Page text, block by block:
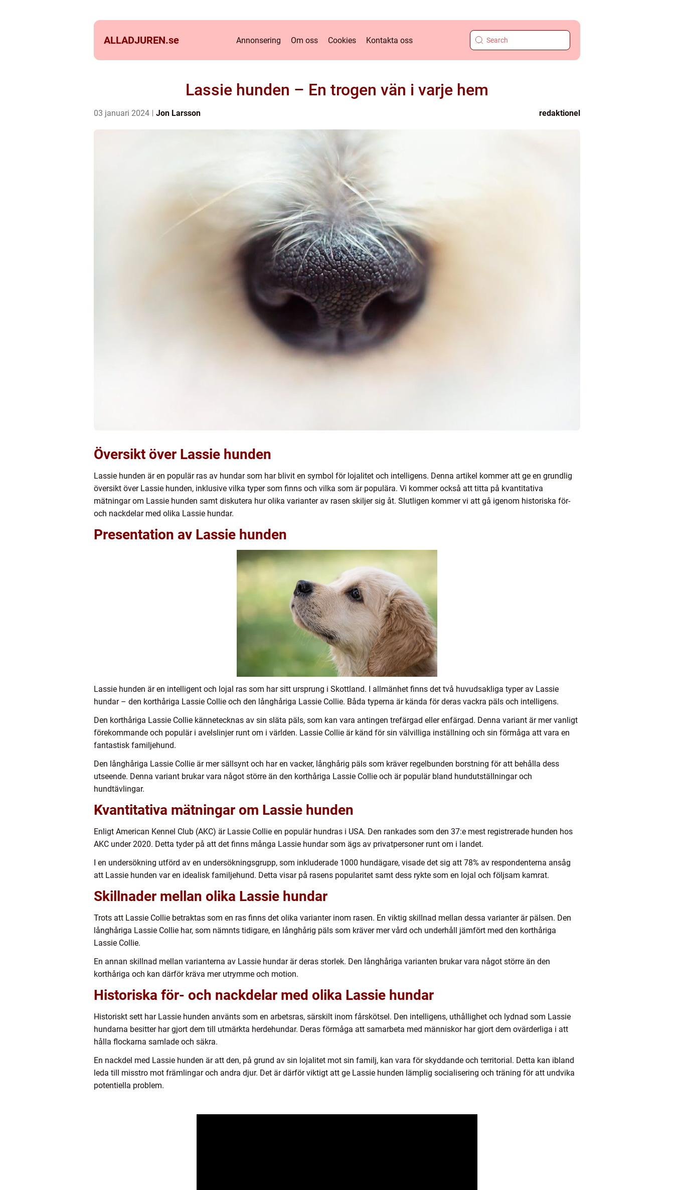
ALLADJUREN.se Annonsering Om oss Cookies Kontakta oss
Lassie hunden – En trogen vän i varje hem
03 januari 2024 Jon Larsson redaktionel
Översikt över Lassie hunden
Lassie hunden är en populär ras av hundar som har blivit en symbol för lojalitet och intelligens. Denna artikel kommer att ge en grundlig
översikt över Lassie hunden, inklusive vilka typer som finns och vilka som är populära. Vi kommer också att titta på kvantitativa
mätningar om Lassie hunden samt diskutera hur olika varianter av rasen skiljer sig åt. Slutligen kommer vi att gå igenom historiska för-
och nackdelar med olika Lassie hundar.
Presentation av Lassie hunden
Lassie hunden är en intelligent och lojal ras som har sitt ursprung i Skottland. I allmänhet finns det två huvudsakliga typer av Lassie
hundar – den korthåriga Lassie Collie och den långhåriga Lassie Collie. Båda typerna är kända för deras vackra päls och intelligens.
Den korthåriga Lassie Collie kännetecknas av sin släta päls, som kan vara antingen trefärgad eller enfärgad. Denna variant är mer vanligt
förekommande och populär i avelslinjer runt om i världen. Lassie Collie är känd för sin välvilliga inställning och sin förmåga att vara en
fantastisk familjehund.
Den långhåriga Lassie Collie är mer sällsynt och har en vacker, långhårig päls som kräver regelbunden borstning för att behålla dess
utseende. Denna variant brukar vara något större än den korthåriga Lassie Collie och är populär bland hundutställningar och
hundtävlingar.
Kvantitativa mätningar om Lassie hunden
Enligt American Kennel Club (AKC) är Lassie Collie en populär hundras i USA. Den rankades som den 37:e mest registrerade hunden hos
AKC under 2020. Detta tyder på att det finns många Lassie hundar som ägs av privatpersoner runt om i landet.
I en undersökning utförd av en undersökningsgrupp, som inkluderade 1000 hundägare, visade det sig att 78% av respondenterna ansåg
att Lassie hunden var en idealisk familjehund. Detta visar på rasens popularitet samt dess rykte som en lojal och följsam kamrat.
Skillnader mellan olika Lassie hundar
Trots att Lassie Collie betraktas som en ras finns det olika varianter inom rasen. En viktig skillnad mellan dessa varianter är pälsen. Den
långhåriga Lassie Collie har, som nämnts tidigare, en långhårig päls som kräver mer vård och underhåll jämfört med den korthåriga
Lassie Collie.
En annan skillnad mellan varianterna av Lassie hundar är deras storlek. Den långhåriga varianten brukar vara något större än den
korthåriga och kan därför kräva mer utrymme och motion.
Historiska för- och nackdelar med olika Lassie hundar
Historiskt sett har Lassie hunden använts som en arbetsras, särskilt inom fårskötsel. Den intelligens, uthållighet och lydnad som Lassie
hundarna besitter har gjort dem till utmärkta herdehundar. Deras förmåga att samarbeta med människor har gjort dem ovärderliga i att
hålla flockarna samlade och säkra.
En nackdel med Lassie hunden är att den, på grund av sin lojalitet mot sin familj, kan vara för skyddande och territorial. Detta kan ibland
leda till misstro mot främlingar och andra djur. Det är därför viktigt att ge Lassie hunden lämplig socialisering och träning för att undvika
potentiella problem.